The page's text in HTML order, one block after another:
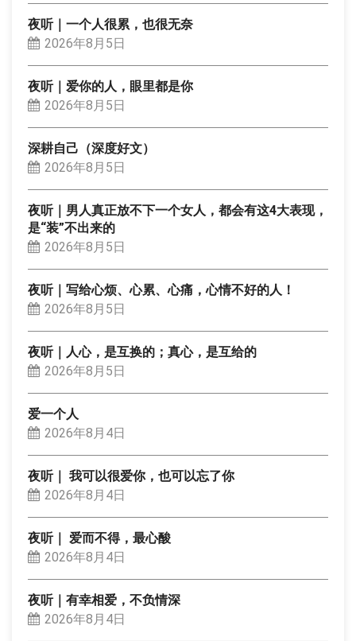
夜听｜一个人很累，也很无奈
2026年8月5日
夜听｜爱你的人，眼里都是你
2026年8月5日
深耕自己（深度好文）
2026年8月5日
夜听｜男人真正放不下一个女人，都会有这4大表现，
是“装”不出来的
2026年8月5日
夜听｜写给心烦、心累、心痛，心情不好的人！
2026年8月5日
夜听｜人心，是互换的；真心，是互给的
2026年8月5日
爱一个人
2026年8月4日
夜听｜ 我可以很爱你，也可以忘了你
2026年8月4日
夜听｜ 爱而不得，最心酸
2026年8月4日
夜听｜有幸相爱，不负情深
2026年8月4日